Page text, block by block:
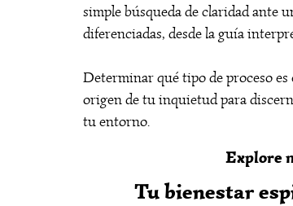
simple búsqueda de claridad ante
diferenciadas, desde la guía
Determinar qué tipo de proceso
origen de tu inquietud para
tu entorno.
Explore
Tu bienestar